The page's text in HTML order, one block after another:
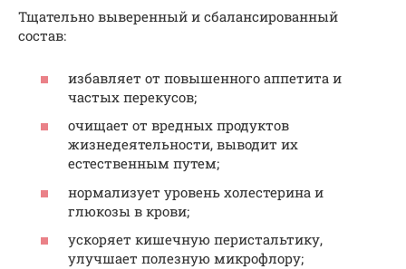
Тщательно выверенный и сбалансированный
состав:
избавляет от повышенного аппетита и
частых перекусов;
очищает от вредных продуктов
жизнедеятельности, выводит их
естественным путем;
нормализует уровень холестерина и
глюкозы в крови;
ускоряет кишечную перистальтику,
улучшает полезную микрофлору;